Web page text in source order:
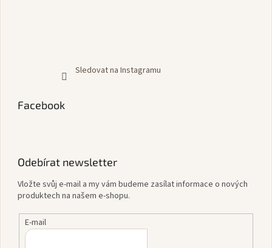
Sledovat na Instagramu
Facebook
Odebírat newsletter
Vložte svůj e-mail a my vám budeme zasílat informace o nových
produktech na našem e-shopu.
E-mail